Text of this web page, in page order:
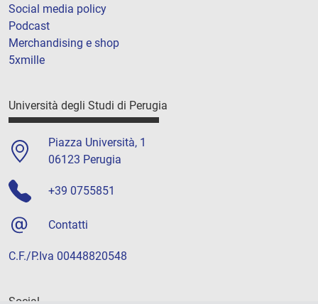
Social media policy
Podcast
Merchandising e shop
5xmille
Università degli Studi di Perugia
Piazza Università, 1
06123 Perugia
+39 0755851
Contatti
C.F./P.Iva 00448820548
Social